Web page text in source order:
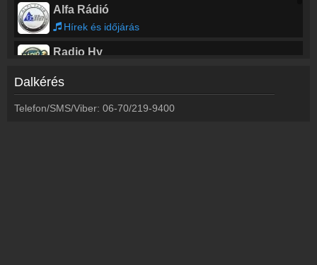
Alfa Rádió
Hírek és időjárás
Radio Hy
Topfm Nyíregyháza
Saturday Party
Dalkérés
Telefon/SMS/Viber: 06-70/219-9400